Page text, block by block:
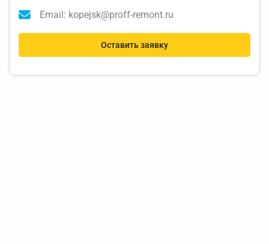
Email: kopejsk@proff-remont.ru
Оставить заявку